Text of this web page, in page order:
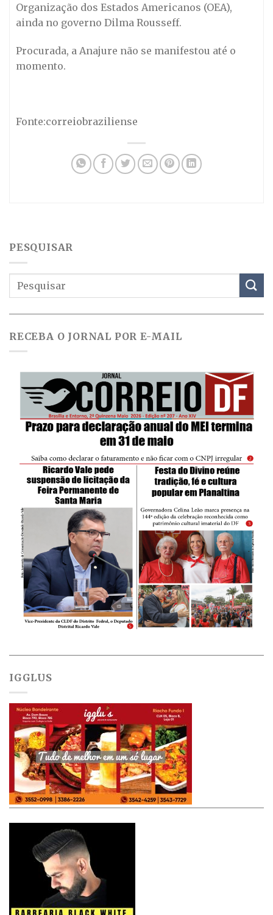
Organização dos Estados Americanos (OEA),
ainda no governo Dilma Rousseff.
Procurada, a Anajure não se manifestou até o
momento.
Fonte:correiobraziliense
PESQUISAR
RECEBA O JORNAL POR E-MAIL
IGGLUS